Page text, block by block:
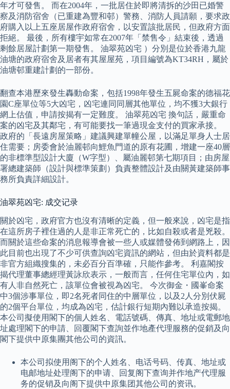
年才可發售。 而在2004年，一批居住於即將清拆的沙田已婚警
察及消防宿舍（已重建為豐和邨）警務、消防人員請願，要求政
府購入以上五座居屋作政府宿舍，以安置該批居民，但政府方面
拒絕。 最後，所有樓宇如常在2007年「禁售令」結束後，透過
剩餘居屋計劃第一期發售。 油翠苑凶宅 ）分別是位於香港九龍
油塘的政府宿舍及居者有其屋屋苑，項目編號為KT34RH，屬於
油塘邨重建計劃的一部份。
翻查本港歷來發生轟動命案，包括1998年發生五屍命案的德福花
園C座單位等5大凶宅，凶宅連同同層其他單位，均不獲3大銀行
網上估值，申請按揭有一定難度。 油翠苑凶宅 換句話，嚴重命
案的凶宅及其鄰宅，有可能要找一筆過現金支付的買家承接。
政府的「長遠房屋策略」建議興建單幢公屋，以滿足單身人士居
住需要；房委會於油麗邨向鯉魚門道的原有花圃，增建一座40層
的非標準型設計大廈（W字型）、屬油麗邨第七期項目；由房屋
署總建築師（設計與標準策劃）負責整體設計及由關黃建築師事
務所負責詳細設計。
油翠苑凶宅: 成交记录
關於凶宅，政府官方也沒有清晰的定義，但一般來說，凶宅是指
在這所房子裡住過的人是非正常死亡的，比如自殺或者是兇殺。
而關於這些命案的消息報導會被一些人或媒體發佈到網路上，因
此目前也出現了不少可供查詢凶宅資訊的網站，但由於資料都是
非官方組織搜集的，未必百分百準確，只能作參考。 利嘉閣按
揭代理董事總經理黃詠欣表示，一般而言，任何住宅單位內，如
有人非自然死亡，該單位會被視為凶宅。 今次御金・國峯命案
中3個涉事單位，即2名死者同住的中層單位，以及2人分別伏屍
的2個平台單位，均成為凶宅，估計銀行短期內難以承造按揭。
本公司擬使用閣下的個人姓名、電話號碼、傳真、地址或電郵地
址處理閣下的申請、回覆閣下查詢並作地產代理服務的促銷及向
閣下提供中原集團其他公司的資訊。
本公司拟使用阁下的个人姓名、电话号码、传真、地址或
电邮地址处理阁下的申请、回复阁下查询并作地产代理服
务的促销及向阁下提供中原集团其他公司的资讯。